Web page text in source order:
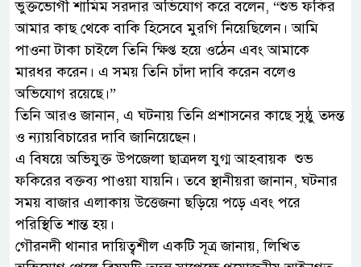
ভুক্তভোগী শামিম সরদার অভিযোগ করে বলেন, “শুভ ফকির
আমার কাছ থেকে বাকি হিসেবে মুরগি নিয়েছিলেন। আমি
পাওনা টাকা চাইলে তিনি ক্ষিপ্ত হয়ে ওঠেন এবং আমাকে
মারধর করেন। এ সময় তিনি চাঁদা দাবি করেন বলেও
অভিযোগ রয়েছে।”
তিনি আরও জানান, এ ঘটনায় তিনি প্রশাসনের কাছে সুষ্ঠু তদন্ত
ও ন্যায়বিচারের দাবি জানিয়েছেন।
এ বিষয়ে অভিযুক্ত উপজেলা ছাত্রদল যুগ্ম আহবায়ক শুভ
ফকিরের বক্তব্য পাওয়া যায়নি। তবে স্থানীয়রা জানান, ঘটনার
সময় বাজার এলাকায় উত্তেজনা ছড়িয়ে পড়ে এবং পরে
পরিস্থিতি শান্ত হয়।
গৌরনদী থানার দায়িত্বশীল একটি সূত্র জানায়, লিখিত